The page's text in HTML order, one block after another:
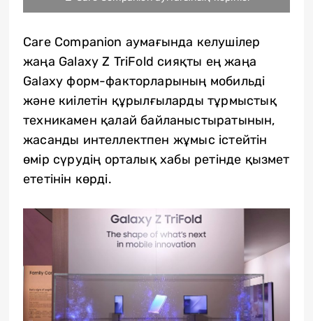
Care Companion аумағында келушілер
жаңа Galaxy Z TriFold сияқты ең жаңа
Galaxy форм-факторларының мобильді
және киілетін құрылғыларды тұрмыстық
техникамен қалай байланыстыратынын,
жасанды интеллектпен жұмыс істейтін
өмір сүрудің орталық хабы ретінде қызмет
ететінін көрді.